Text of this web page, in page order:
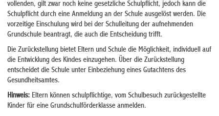
vollenden, gilt zwar noch keine gesetzliche Schulpflicht, jedoch kann die
Schulpflicht durch eine Anmeldung an der Schule ausgelöst werden. Die
vorzeitige Einschulung wird bei der Schulleitung der aufnehmenden
Grundschule beantragt, die auch die Entscheidung trifft.
Die Zurückstellung bietet Eltern und Schule die Möglichkeit, individuell auf
die Entwicklung des Kindes einzugehen. Über die Zurückstellung
entscheidet die Schule unter Einbeziehung eines Gutachtens des
Gesundheitsamtes.
Hinweis: Eltern können schulpflichtige, vom Schulbesuch zurückgestellte
Kinder für eine Grundschulförderklasse anmelden.